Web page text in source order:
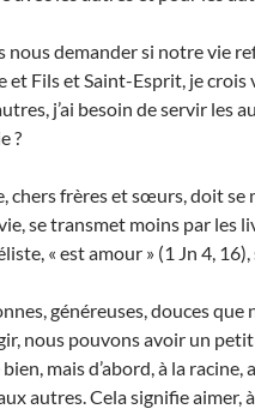
nous demander si notre vie
et Fils et Saint-Esprit, je crois
j’ai besoin de servir les
?
frères et sœurs, doit se
se transmet moins par les
« est amour » (1 Jn 4,
généreuses, douces
nous pouvons avoir un
mais d’abord, à la
autres. Cela signifie aimer,